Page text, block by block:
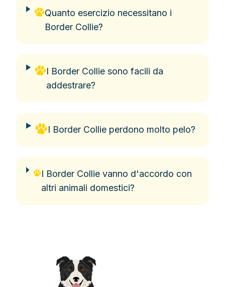
Quanto esercizio necessitano i
Border Collie?
I Border Collie sono facili da
addestrare?
I Border Collie perdono molto pelo?
I Border Collie vanno d'accordo con
altri animali domestici?